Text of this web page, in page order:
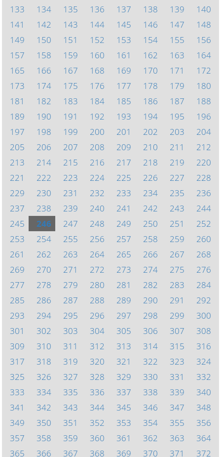
133
134 135 136 137 138 139
140
141
142 143 144 145 146 147
148
149
150 151 152 153 154 155
156
157
158 159 160 161 162 163
164
165
166 167 168 169 170 171
172
173
174 175 176 177 178 179
180
181
182 183 184 185 186 187
188
189
190 191 192 193 194 195
196
197
198 199 200 201 202 203
204
205
206 207 208 209 210 211
212
213
214 215 216 217 218 219
220
221
222 223 224 225 226 227
228
229
230 231 232 233 234 235
236
237
238 239 240 241 242 243
244
245
246 247 248 249 250 251
252
253
254 255 256 257 258 259
260
261
262 263 264 265 266 267
268
269
270 271 272 273 274 275
276
277
278 279 280 281 282 283
284
285
286 287 288 289 290 291
292
293
294 295 296 297 298 299
300
301
302 303 304 305 306 307
308
309
310 311 312 313 314 315
316
317
318 319 320 321 322 323
324
325
326 327 328 329 330 331
332
333
334 335 336 337 338 339
340
341
342 343 344 345 346 347
348
349
350 351 352 353 354 355
356
357
358 359 360 361 362 363
364
365
366 367 368 369 370 371 372